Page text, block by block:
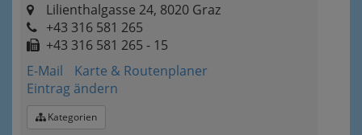
Lilienthalgasse 24, 8020 Graz
+43 316 581 265
+43 316 581 265 - 15
E-Mail
Karte & Routenplaner
Eintrag ändern
Kategorien